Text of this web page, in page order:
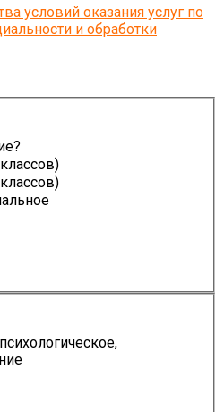
условий оказания услуг по
и обработки